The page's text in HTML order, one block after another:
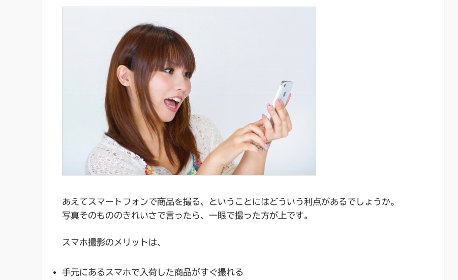
あえてスマートフォンで商品を撮る、ということにはどういう利点があるでしょうか。
写真そのもののきれいさで言ったら、一眼で撮った方が上です。
スマホ撮影のメリットは、
手元にあるスマホで入荷した商品がすぐ撮れる